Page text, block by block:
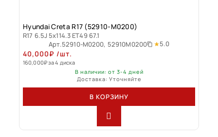
Hyundai Creta R17 (52910-M0200)
R17 6.5J 5x114.3 ET49 67.1
Арт.52910-M0200, 52910M0200 5.0
40,000₽ /шт.
160,000₽за 4 диска
В наличии: от 3-4 дней
Доставка: Уточняйте
В КОРЗИНУ